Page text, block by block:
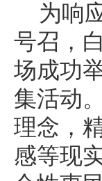
为响
号召，
场成功
集活动
理念，
感等现